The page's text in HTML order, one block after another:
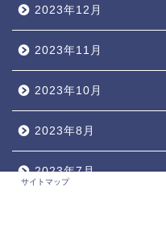
2023年12月
2023年11月
2023年10月
2023年8月
2023年7月
サイトマップ